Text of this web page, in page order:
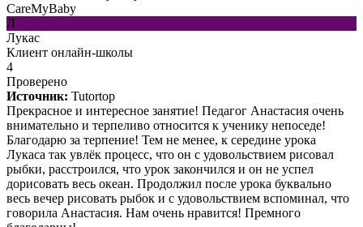
CareMyBaby
Л
Лукас
Клиент онлайн-школы
4
Проверено
Источник: Tutortop
Прекрасное и интересное занятие! Педагог Анастасия очень
внимательно и терпеливо относится к ученику непоседе!
Благодарю за терпение! Тем не менее, к середине урока
Лукаса так увлёк процесс, что он с удовольствием рисовал
рыбки, расстроился, что урок закончился и он не успел
дорисовать весь океан. Продолжил после урока буквально
весь вечер рисовать рыбок и с удовольствием вспоминал, что
говорила Анастасия. Нам очень нравится! Премного